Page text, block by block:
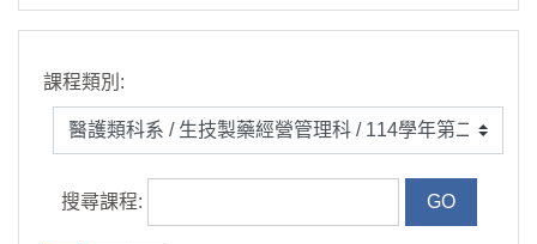
課程類別:
搜尋課程: